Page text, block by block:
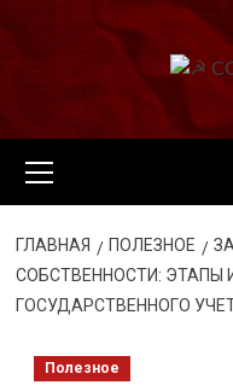
меню
ГЛАВНАЯ ПОЛЕЗНОЕ
СОБСТВЕННОСТИ: ЭТАПЫ
ГОСУДАРСТВЕННОГО
Полезное